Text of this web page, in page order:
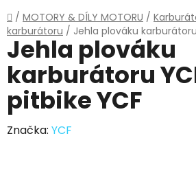
Domů
/ MOTORY & DÍLY MOTORU /
karburátoru / Jehla plováku
Jehla plováku
karburátoru
pitbike YCF
Značka: YCF